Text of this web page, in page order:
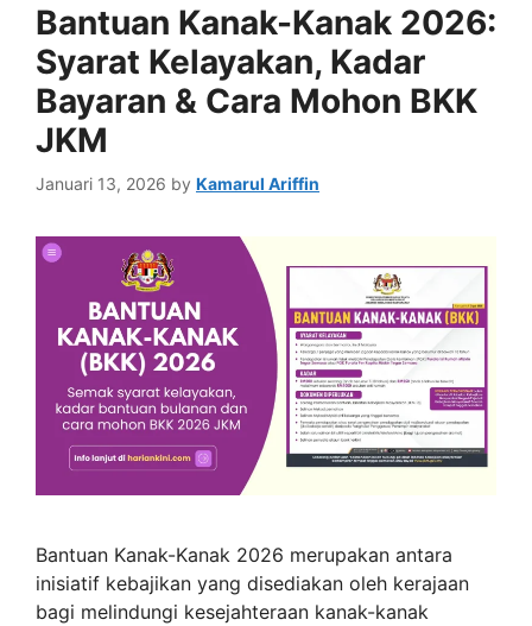
Bantuan Kanak-Kanak 2026:
Syarat Kelayakan, Kadar
Bayaran & Cara Mohon BKK
JKM
Januari 13, 2026 by Kamarul Ariffin
Bantuan Kanak-Kanak 2026 merupakan antara
inisiatif kebajikan yang disediakan oleh kerajaan
bagi melindungi kesejahteraan kanak-kanak